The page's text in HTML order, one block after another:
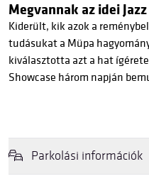
Megvannak az idei
Kiderült, kik azok a
tudásukat a Müpa
kiválasztotta azt a hat
Showcase három napján
Parkolási információk